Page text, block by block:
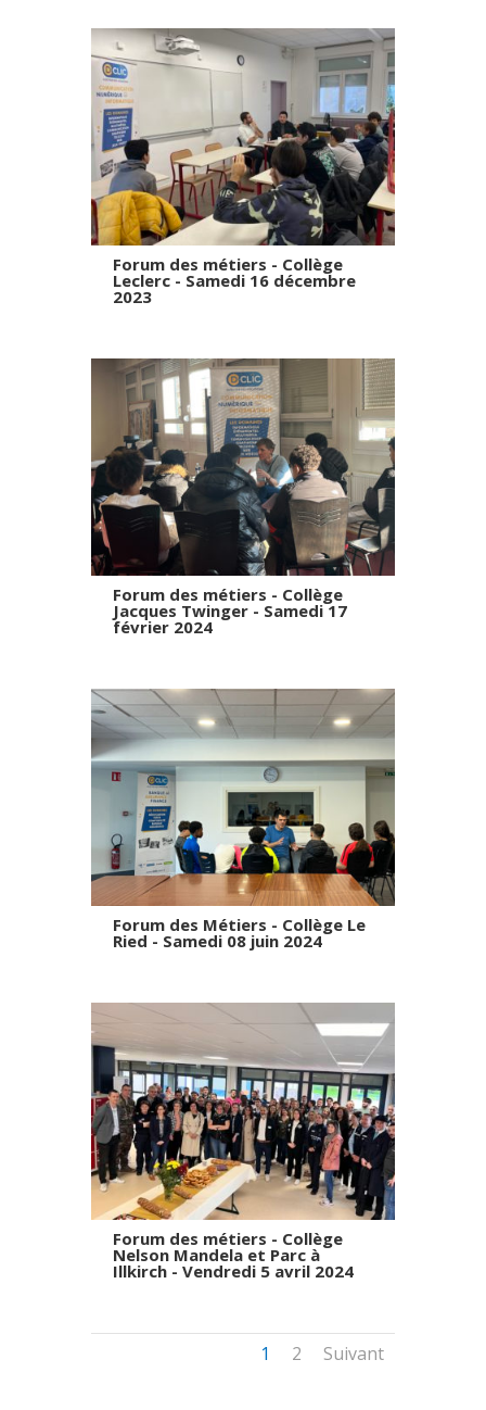
Forum des métiers - Collège
Leclerc - Samedi 16 décembre
2023
Forum des métiers - Collège
Jacques Twinger - Samedi 17
février 2024
Forum des Métiers - Collège Le
Ried - Samedi 08 juin 2024
Forum des métiers - Collège
Nelson Mandela et Parc à
Illkirch - Vendredi 5 avril 2024
1 2 Suivant